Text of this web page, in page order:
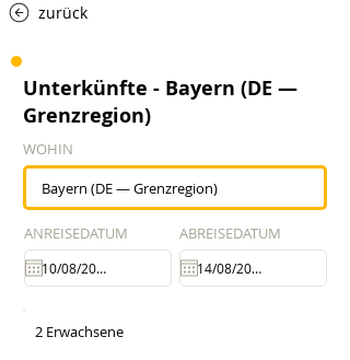
zurück
Unterkünfte - Bayern (DE —
Grenzregion)
WOHIN
ANREISEDATUM ABREISEDATUM
2 Erwachsene